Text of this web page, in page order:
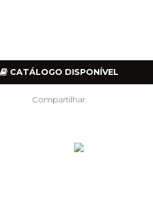
CATÁLOGO DISPONÍVEL
Compartilhar: